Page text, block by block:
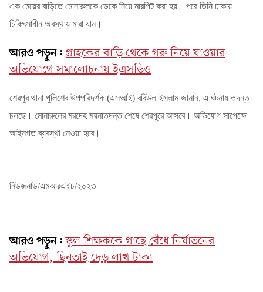
এক মেয়ের বাড়িতে মোনারুলকে ডেকে নিয়ে মারপিট করা হয়। পরে তিনি ঢাকায়
চিকিৎসাধীন অবস্থায় মারা যান।
আরও পড়ুন: গ্রাহকের বাড়ি থেকে গরু নিয়ে যাওয়ার
অভিযোগে সমালোচনায় ইএসডিও
শেরপুর থানা পুলিশের উপপরিদর্শক (এসআই) রবিউল ইসলাম জানান, এ ঘটনায় তদন্ত
চলছে। মোনারুলের মরদেহ ময়নাতদন্ত শেষে শেরপুরে আসবে। অভিযোগ সাপেক্ষে
আইনগত ব্যবস্থা নেওয়া হবে।
নিউজনাউ/এমআরএইচ/২০২৩
আরও পড়ুন: স্কুল শিক্ষককে গাছে বেঁধে নির্যাতনের
অভিযোগ, ছিনতাই দেড় লাখ টাকা